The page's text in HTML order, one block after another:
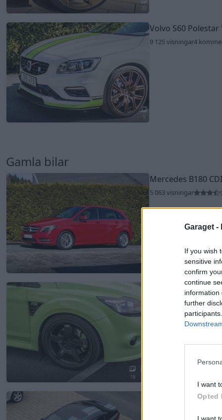
Garaget -
If you wish
sensitive
confirm
continue
information
further
I want
Opted
I want
20
9
Volvo S60 Polestar
9 125 visningar4
Gamla bilar
Mercedes B180 CDI
5 063 visningar
18
Ford Focus RS
31 221 visningar75
Volvo S60 Polestar